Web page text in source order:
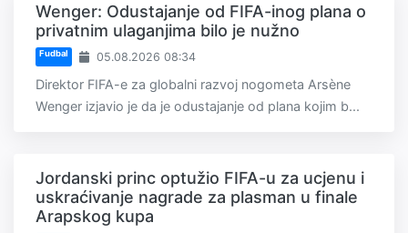
Wenger: Odustajanje od FIFA-inog plana o
privatnim ulaganjima bilo je nužno
Fudbal 05.08.2026 08:34
Direktor FIFA-e za globalni razvoj nogometa Arsène
Wenger izjavio je da je odustajanje od plana kojim b...
Jordanski princ optužio FIFA-u za ucjenu i
uskraćivanje nagrade za plasman u finale
Arapskog kupa